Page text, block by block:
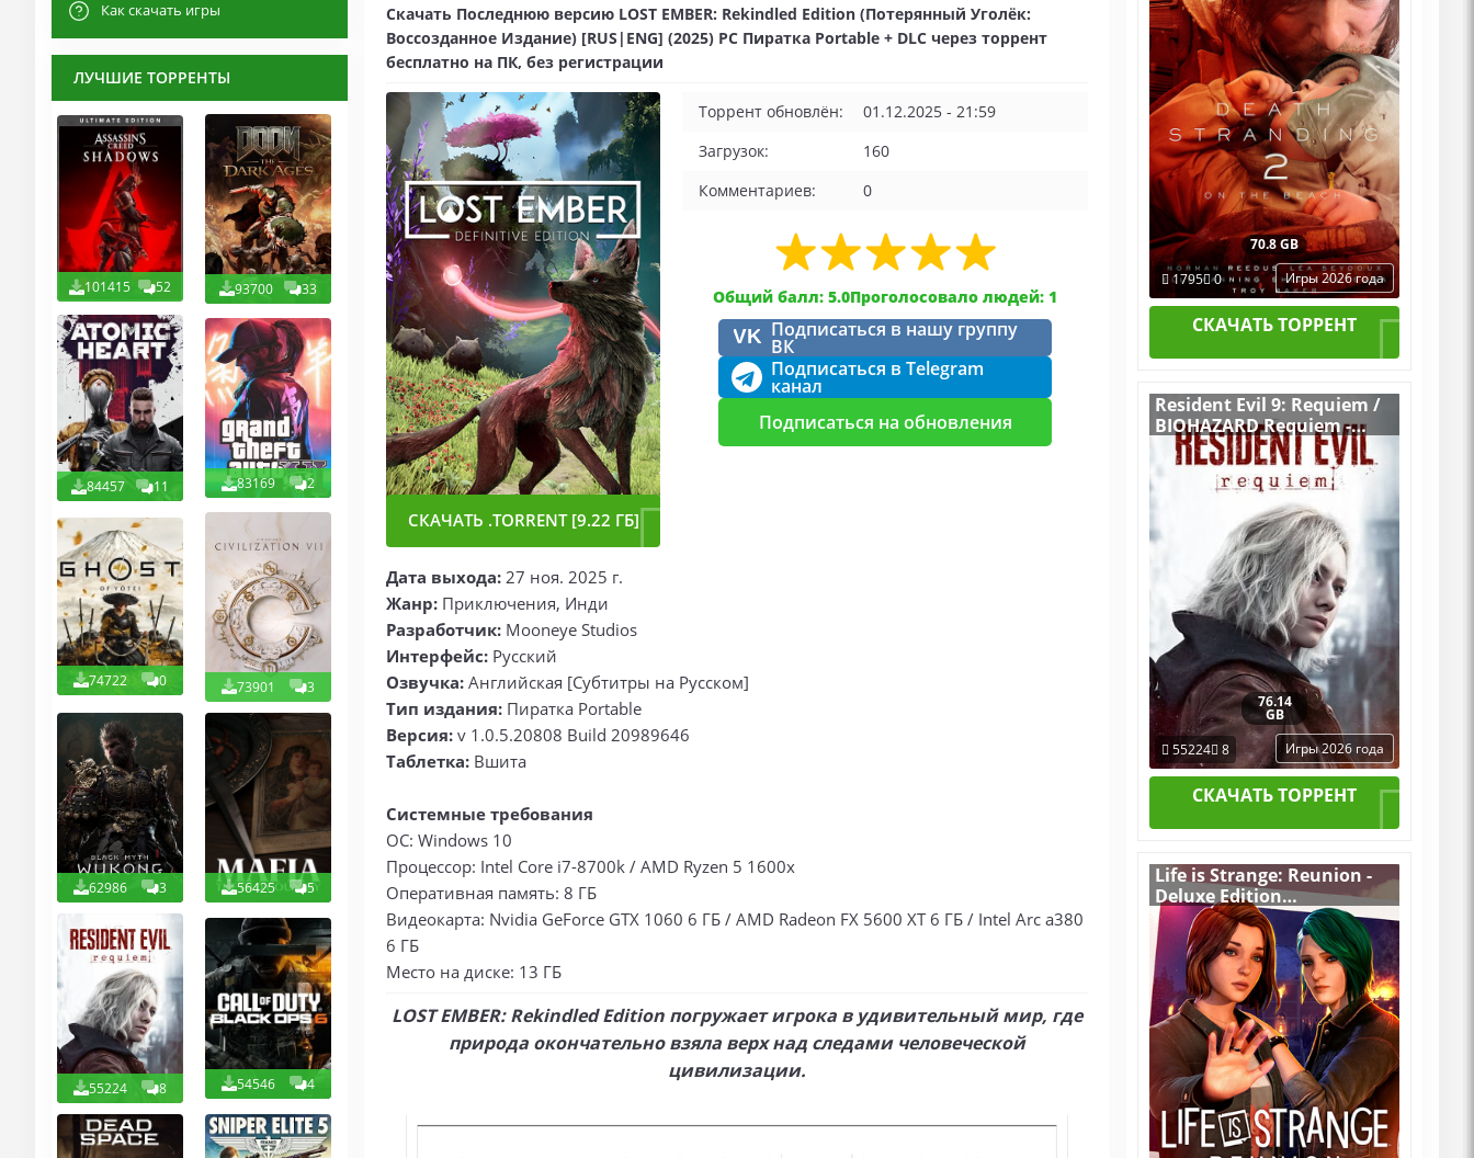
Как скачать игры
ЛУЧШИЕ ТОРРЕНТЫ
101415 52 93700 33
84457 11 83169 2
74722 0 73901 3
62986 3 56425 5
55224 8 54546 4
Скачать Последнюю версию LOST EMBER: Rekindled Edition (Потерянный Уголёк:
Воссозданное Издание) [RUS|ENG] (2025) PC Пиратка Portable + DLC через торрент
бесплатно на ПК, без регистрации
СКАЧАТЬ .TORRENT [9.22 ГБ]
Торрент обновлён:
01.12.2025 - 21:59
Загрузок:
160
Комментариев:
0
Общий балл: 5.0Проголосовало людей: 1
VK Подписаться в нашу группу
ВК
Подписаться в Telegram
канал
Подписаться на обновления
Дата выхода: 27 ноя. 2025 г.
Жанр: Приключения, Инди
Разработчик: Mooneye Studios
Интерфейс: Русский
Озвучка: Английская [Субтитры на Русском]
Тип издания: Пиратка Portable
Версия: v 1.0.5.20808 Build 20989646
Таблетка: Вшита
Системные требования
ОС: Windows 10
Процессор: Intel Core i7-8700k / AMD Ryzen 5 1600x
Оперативная память: 8 ГБ
Видеокарта: Nvidia GeForce GTX 1060 6 ГБ / AMD Radeon FX 5600 XT 6 ГБ / Intel Arc a380
6 ГБ
Место на диске: 13 ГБ
LOST EMBER: Rekindled Edition погружает игрока в удивительный мир, где
природа окончательно взяла верх над следами человеческой
цивилизации.
+ все Дополнения
70.8 GB
1795 0 Игры 2026 года
СКАЧАТЬ ТОРРЕНТ
Resident Evil 9: Requiem /
BIOHAZARD Requiem -
Deluxe Edition [RUS|ENG]
(2026) PC RePack by R.G.
Механики
76.14
GB
55224 8 Игры 2026 года
СКАЧАТЬ ТОРРЕНТ
Life is Strange: Reunion -
Deluxe Edition
v.Build 22313698
[RUS|ENG] (2026) PC
Пиратка Portable + All
DLCs